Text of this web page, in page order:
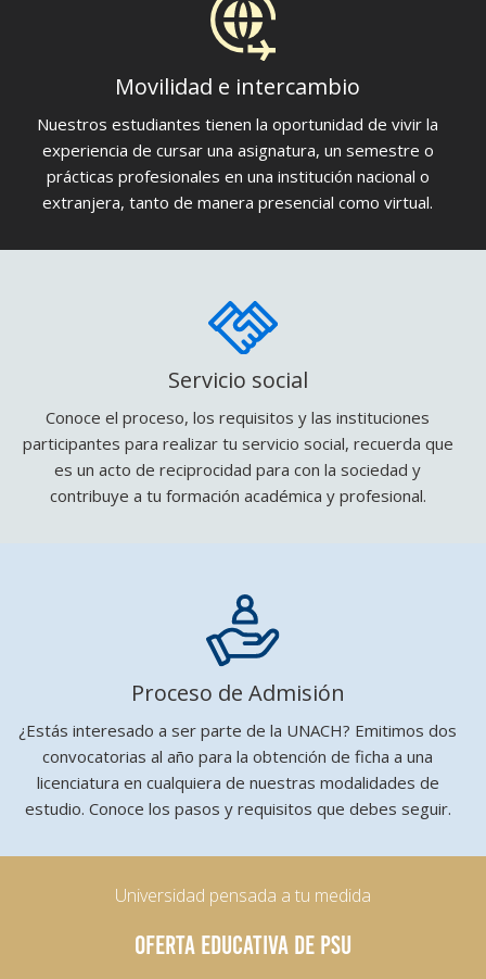
Movilidad e intercambio
Nuestros estudiantes tienen la oportunidad de vivir la
experiencia de cursar una asignatura, un semestre o
prácticas profesionales en una institución nacional o
extranjera, tanto de manera presencial como virtual.
Proceso de Admisión
¿Estás interesado a ser parte de la UNACH? Emitimos dos
convocatorias al año para la obtención de ficha a una
licenciatura en cualquiera de nuestras modalidades de
estudio. Conoce los pasos y requisitos que debes seguir.
Servicio social
Conoce el proceso, los requisitos y las instituciones
participantes para realizar tu servicio social, recuerda que
es un acto de reciprocidad para con la sociedad y
contribuye a tu formación académica y profesional.
Universidad pensada a tu medida
OFERTA EDUCATIVA DE PSU